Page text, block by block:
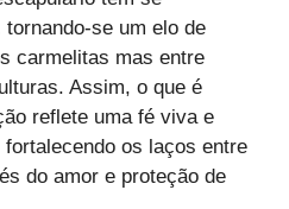
se um elo de
carmelitas mas entre
Assim, o que é
reflete uma fé viva e
os laços entre
do amor e proteção de